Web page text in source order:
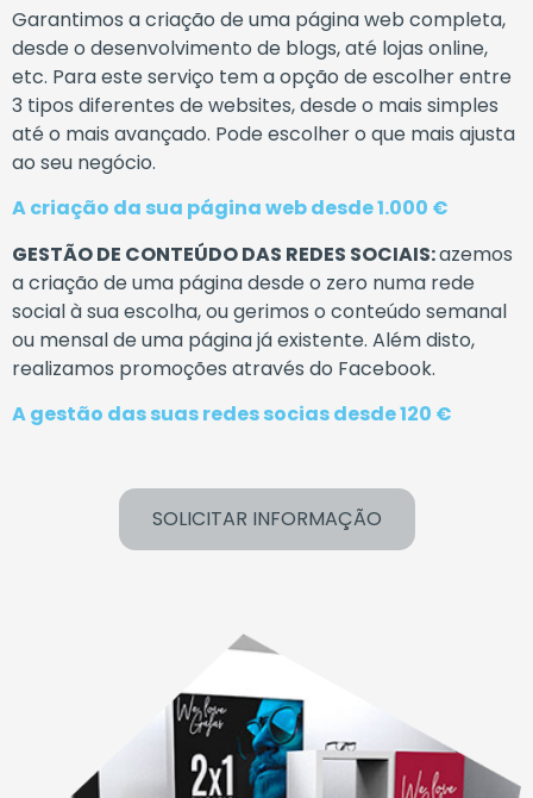
Garantimos acriação de uma páginaweb completa,
desde o desenvolvimento de blogs, até lojas online,
etc. Paraeste serviço temaopção de escolherentre
3 tipos diferentes de websites,desde o mais simples
até o mais avançado. Pode escolhero que mais ajusta
ao seu negócio.
Acriação da sua páginawebdesde1.000 €
GESTÃODE CONTEÚDODAS REDES SOCIAIS:azemos
acriação de uma páginadesde o zero numa rede
socialàsuaescolha,ougerimos o conteúdo semanal
ou mensalde uma páginajáexistente. Alémdisto,
realizamos promoções através do Facebook.
Agestão dassuasredessociasdesde120 €
SOLICITAR INFORMAÇÃO